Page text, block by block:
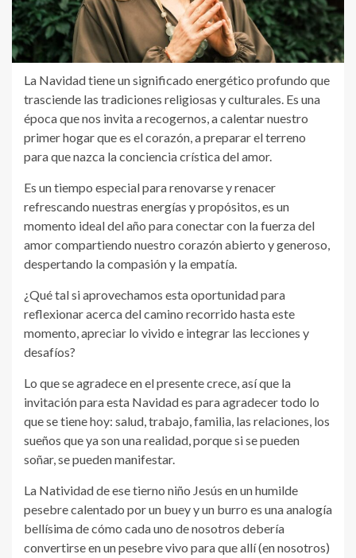
La Navidad tiene un significado energético profundo que
trasciende las tradiciones religiosas y culturales. Es una
época que nos invita a recogernos, a calentar nuestro
primer hogar que es el corazón, a preparar el terreno
para que nazca la conciencia crística del amor.
Es un tiempo especial para renovarse y renacer
refrescando nuestras energías y propósitos, es un
momento ideal del año para conectar con la fuerza del
amor compartiendo nuestro corazón abierto y generoso,
despertando la compasión y la empatía.
¿Qué tal si aprovechamos esta oportunidad para
reflexionar acerca del camino recorrido hasta este
momento, apreciar lo vivido e integrar las lecciones y
desafíos?
Lo que se agradece en el presente crece, así que la
invitación para esta Navidad es para agradecer todo lo
que se tiene hoy: salud, trabajo, familia, las relaciones, los
sueños que ya son una realidad, porque si se pueden
soñar, se pueden manifestar.
La Natividad de ese tierno niño Jesús en un humilde
pesebre calentado por un buey y un burro es una analogía
bellísima de cómo cada uno de nosotros debería
convertirse en un pesebre vivo para que allí (en nosotros)